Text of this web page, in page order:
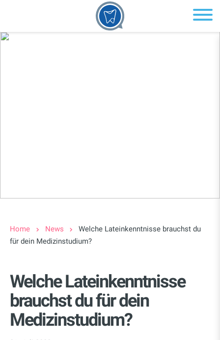
Home News
Welche Lateinkenntnisse brauchst du
für dein Medizinstudium?
Welche Lateinkenntnisse
brauchst du für dein
Medizinstudium?